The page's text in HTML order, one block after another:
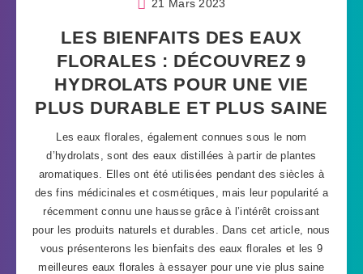
21 Mars 2023
LES BIENFAITS DES EAUX
FLORALES : DÉCOUVREZ 9
HYDROLATS POUR UNE VIE
PLUS DURABLE ET PLUS SAINE
Les eaux florales, également connues sous le nom
d’hydrolats, sont des eaux distillées à partir de plantes
aromatiques. Elles ont été utilisées pendant des siècles à
des fins médicinales et cosmétiques, mais leur popularité a
récemment connu une hausse grâce à l’intérêt croissant
pour les produits naturels et durables. Dans cet article, nous
vous présenterons les bienfaits des eaux florales et les 9
meilleures eaux florales à essayer pour une vie plus saine